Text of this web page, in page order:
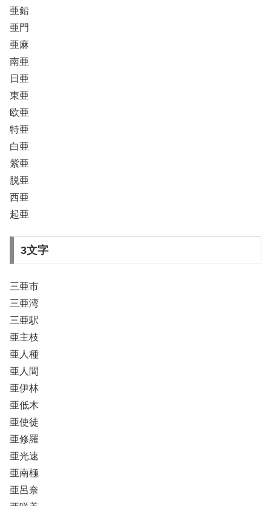
亜鉛
亜門
亜麻
南亜
日亜
東亜
欧亜
特亜
白亜
紫亜
脱亜
西亜
起亜
3文字
三亜市
三亜湾
三亜駅
亜主枝
亜人種
亜人間
亜伊林
亜低木
亜使徒
亜修羅
亜光速
亜南極
亜呂奈